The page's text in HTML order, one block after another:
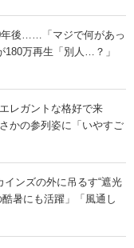
後……「マジで何があっ
万再生「別人…？」
レガントな格好で来
かの参列姿に「いやすご
ンズの外に吊るす“遮光
暑にも活躍」「風通し